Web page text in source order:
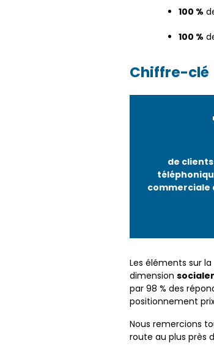
100 %
100 %
Chiffre-clé
de
commerciale
Les éléments sur
dimension
par 98 % des
positionnement
Nous remercions
route au plus près